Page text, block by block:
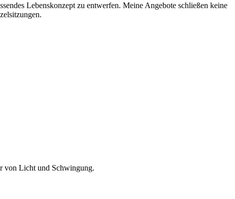
Lebenskonzept zu entwerfen. Meine Angebote schließen keine
von Licht und Schwingung.